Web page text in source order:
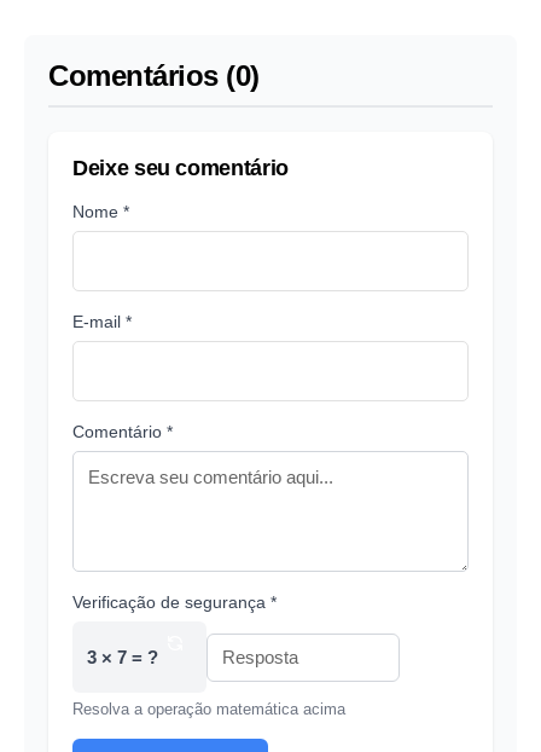
Comentários (0)
Deixe seu comentário
Nome *
E-mail *
Comentário *
Verificação de segurança *
3 × 7 = ?
Resolva a operação matemática acima